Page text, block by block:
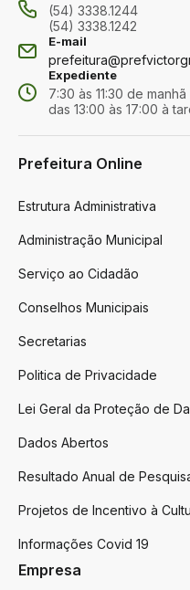
(54) 3338.1244
(54) 3338.1242
E-mail
Expediente
7:30 às 11:30 de manhã
das 13:00 às 17:00 à
Prefeitura Online
Estrutura Administrativa
Administração Municipal
Serviço ao Cidadão
Conselhos Municipais
Secretarias
Politica de Privacidade
Lei Geral da Proteção de
Dados Abertos
Resultado Anual de
Projetos de Incentivo à
Informações Covid 19
Empresa